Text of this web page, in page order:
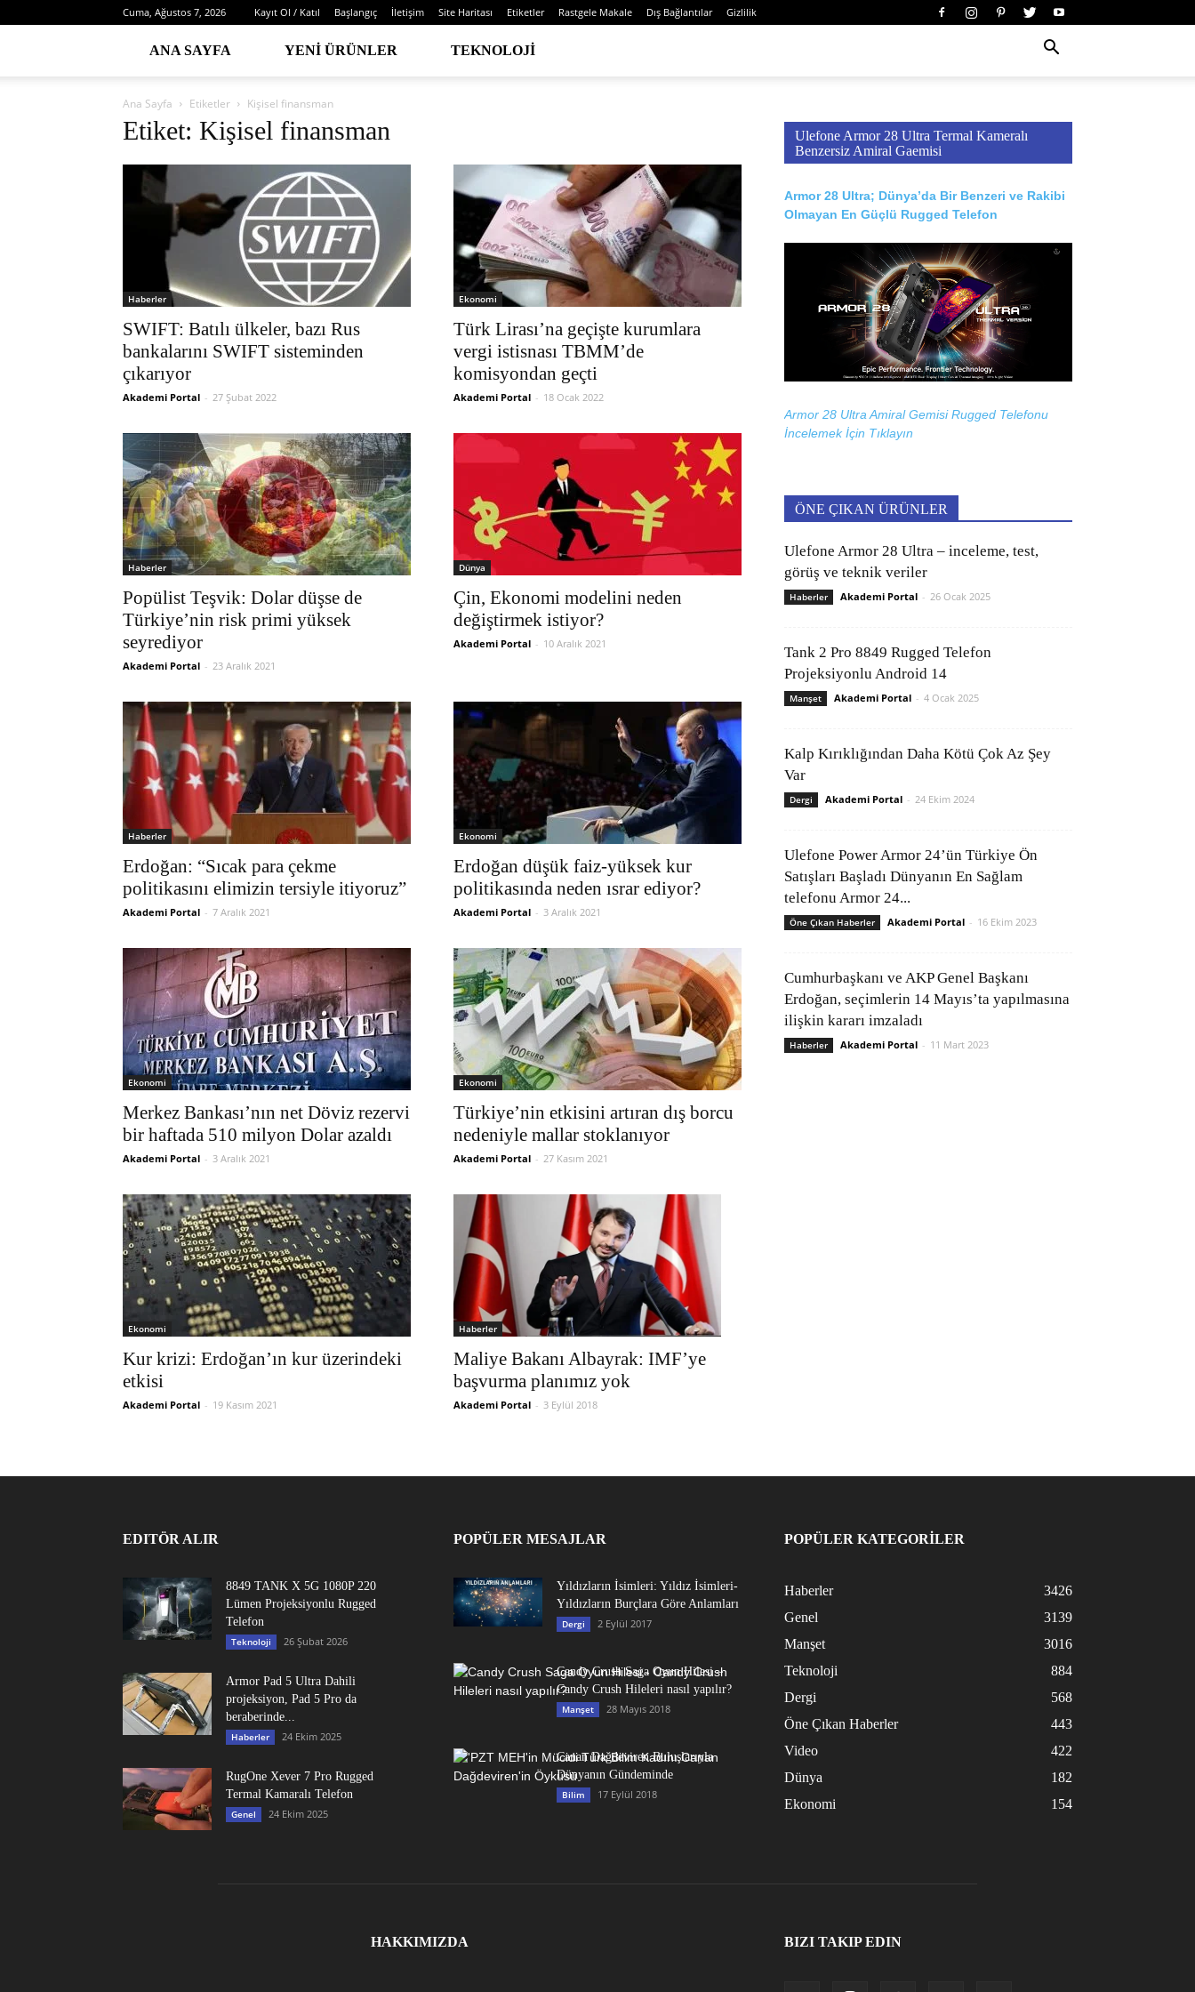
Cuma, Ağustos 7, 2026 Kayıt Ol / Katıl Başlangıç İletişim Site Haritası Etiketler Rastgele Makale Dış Bağlantılar Gizlilik
ANA SAYFA YENI ÜRÜNLER TEKNOLOJI
Ana Sayfa Etiketler Kişisel finansman
Etiket: Kişisel finansman
Haberler
SWIFT: Batılı ülkeler, bazı Rus
bankalarını SWIFT sisteminden
çıkarıyor
Akademi Portal - 27 Şubat 2022
Ekonomi
Türk Lirası’na geçişte kurumlara
vergi istisnası TBMM’de
komisyondan geçti
Akademi Portal - 18 Ocak 2022
Haberler
Popülist Teşvik: Dolar düşse de
Türkiye’nin risk primi yüksek
seyrediyor
Akademi Portal - 23 Aralık 2021
Dünya
Çin, Ekonomi modelini neden
değiştirmek istiyor?
Akademi Portal - 10 Aralık 2021
Haberler
Erdoğan: “Sıcak para çekme
politikasını elimizin tersiyle itiyoruz”
Akademi Portal - 7 Aralık 2021
Ekonomi
Erdoğan düşük faiz-yüksek kur
politikasında neden ısrar ediyor?
Akademi Portal - 3 Aralık 2021
Ekonomi
Merkez Bankası’nın net Döviz rezervi
bir haftada 510 milyon Dolar azaldı
Akademi Portal - 3 Aralık 2021
Ekonomi
Türkiye’nin etkisini artıran dış borcu
nedeniyle mallar stoklanıyor
Akademi Portal - 27 Kasım 2021
Ekonomi
Kur krizi: Erdoğan’ın kur üzerindeki
etkisi
Akademi Portal - 19 Kasım 2021
Haberler
Maliye Bakanı Albayrak: IMF’ye
başvurma planımız yok
Akademi Portal - 3 Eylül 2018
Ulefone Armor 28 Ultra Termal Kameralı
Benzersiz Amiral Gaemisi
Armor 28 Ultra; Dünya’da Bir Benzeri ve Rakibi
Olmayan En Güçlü Rugged Telefon
Armor 28 Ultra Amiral Gemisi Rugged Telefonu
İncelemek İçin Tıklayın
ÖNE ÇIKAN ÜRÜNLER
Ulefone Armor 28 Ultra – inceleme, test,
görüş ve teknik veriler
Haberler Akademi Portal - 26 Ocak 2025
Tank 2 Pro 8849 Rugged Telefon
Projeksiyonlu Android 14
Manşet Akademi Portal - 4 Ocak 2025
Kalp Kırıklığından Daha Kötü Çok Az Şey
Var
Dergi Akademi Portal - 24 Ekim 2024
Ulefone Power Armor 24’ün Türkiye Ön
Satışları Başladı Dünyanın En Sağlam
telefonu Armor 24...
Öne Çıkan Haberler Akademi Portal - 16 Ekim 2023
Cumhurbaşkanı ve AKP Genel Başkanı
Erdoğan, seçimlerin 14 Mayıs’ta yapılmasına
ilişkin kararı imzaladı
Haberler Akademi Portal - 11 Mart 2023
EDITÖR ALIR
8849 TANK X 5G 1080P 220
Lümen Projeksiyonlu Rugged
Telefon
Teknoloji 26 Şubat 2026
Armor Pad 5 Ultra Dahili
projeksiyon, Pad 5 Pro da
beraberinde...
Haberler 24 Ekim 2025
RugOne Xever 7 Pro Rugged
Termal Kamaralı Telefon
Genel 24 Ekim 2025
POPÜLER MESAJLAR
Yıldızların İsimleri: Yıldız İsimleri-
Yıldızların Burçlara Göre Anlamları
Dergi 2 Eylül 2017
Candy Crush Saga Oyun Hilesi –
Candy Crush Hileleri nasıl yapılır?
Manşet 28 Mayıs 2018
Canan Dağdeviren Buluşlarıyla
Dünyanın Gündeminde
Bilim 17 Eylül 2018
POPÜLER KATEGORİLER
Haberler
3426
Genel
3139
Manşet
3016
Teknoloji
884
Dergi
568
Öne Çıkan Haberler
443
Video
422
Dünya
182
Ekonomi
154
HAKKIMIZDA BIZI TAKIP EDIN